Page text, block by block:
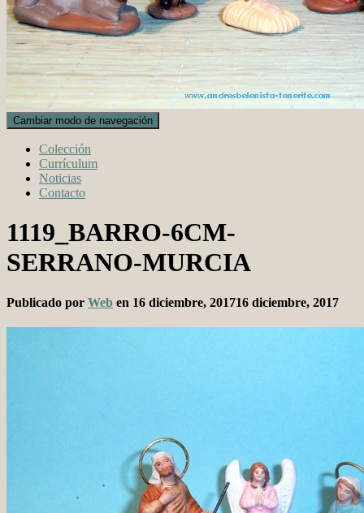
Cambiar modo de navegación
Colección
Currículum
Noticias
Contacto
1119_BARRO-6CM-
SERRANO-MURCIA
Publicado por Web en 16 diciembre, 201716 diciembre, 2017